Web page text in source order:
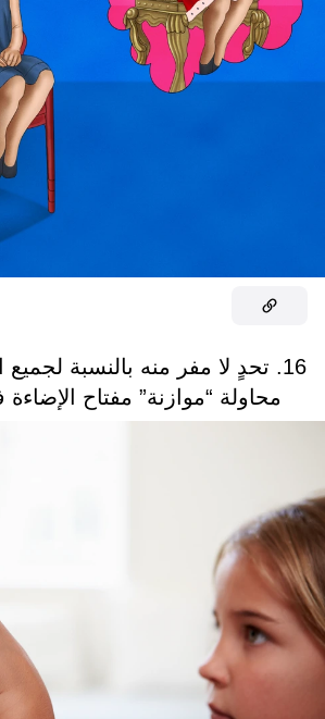
16. تحدٍ لا مفر منه بالنسبة لجميع
محاولة “موازنة” مفتاح